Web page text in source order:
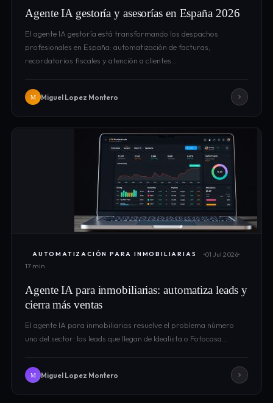
Agente IA gestoría y asesorías en España 2026
El agente IA gestoría está transformando los despachos
profesionales en España: automatización de facturas,
recordatorios fiscales y atención a clientes…
M Miguel Lopez Montero
AUTOMATIZACIÓN PARA INMOBILIARIAS
01 Jul 2026
17 min
Agente IA para inmobiliarias: automatiza leads y
cierra más ventas
El agente IA para inmobiliarias resuelve el problema número
uno del sector: los leads que llegan de Idealista o Fotocasa…
M Miguel Lopez Montero